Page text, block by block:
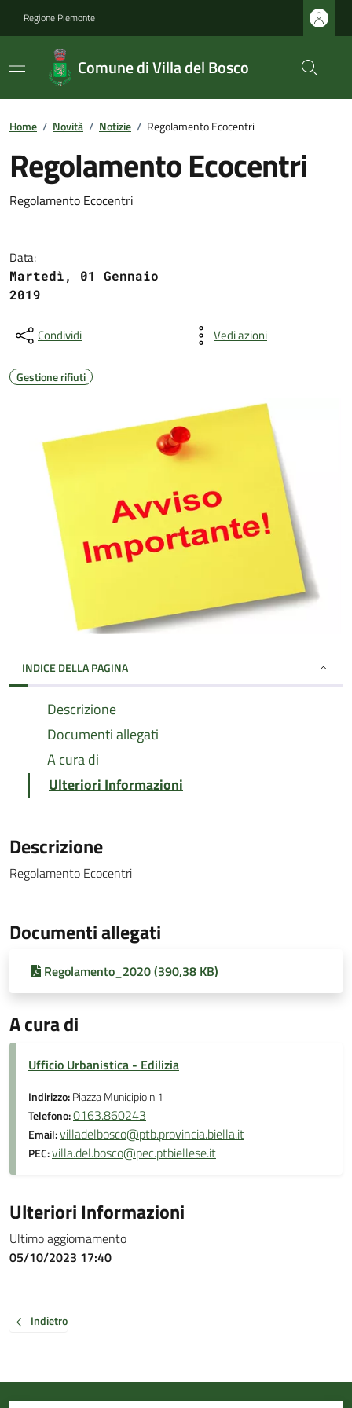
Regione Piemonte
Comune di Villa del Bosco
Home / Novità / Notizie / Regolamento Ecocentri
Regolamento Ecocentri
Regolamento Ecocentri
Data:
Martedì, 01 Gennaio
2019
Condividi Vedi azioni
Gestione rifiuti
INDICE DELLA PAGINA
Descrizione
Documenti allegati
A cura di
Ulteriori Informazioni
Descrizione
Regolamento Ecocentri
Documenti allegati
Regolamento_2020 (390,38 KB)
A cura di
Ufficio Urbanistica - Edilizia
Indirizzo:Piazza Municipio n.1
Telefono:0163.860243
Email:villadelbosco@ptb.provincia.biella.it
PEC:villa.del.bosco@pec.ptbiellese.it
Ulteriori Informazioni
Ultimo aggiornamento
05/10/2023 17:40
Indietro